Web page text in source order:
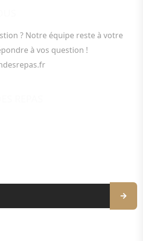
? Notre équipe reste à votre
à vos question !